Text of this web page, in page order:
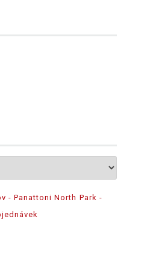
- Panattoni North Park -